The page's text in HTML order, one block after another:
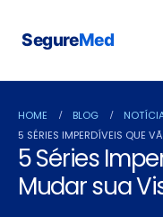
SegureMed
HOME BLOG
5 SÉRIES IMPERDÍVEIS QUE
5 Séries
Mudar sua